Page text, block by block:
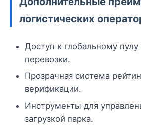
логистических
Доступ к глобальному пулу
перевозки.
Прозрачная система
верификации.
Инструменты для
загрузкой парка.